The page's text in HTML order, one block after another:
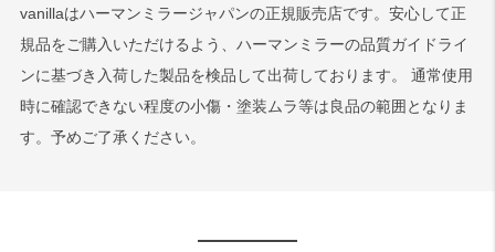
vanillaはハーマンミラージャパンの正規販売店です。安心して正
規品をご購入いただけるよう、ハーマンミラーの品質ガイドライ
ンに基づき入荷した製品を検品して出荷しております。 通常使用
時に確認できない程度の小傷・塗装ムラ等は良品の範囲となりま
す。予めご了承ください。